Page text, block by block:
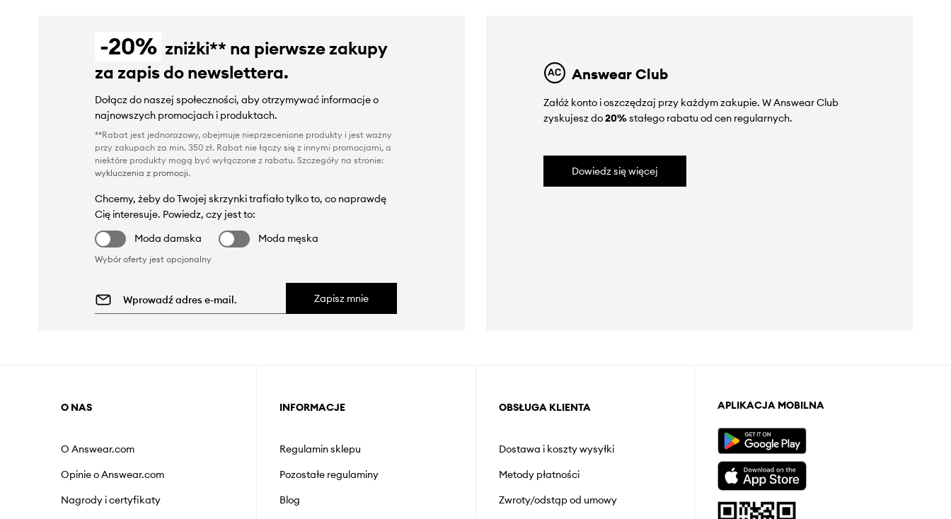
-20% zniżki** na pierwsze zakupy
za zapis do newslettera.
Dołącz do naszej społeczności, aby otrzymywać informacje o
najnowszych promocjach i produktach.
**Rabat jest jednorazowy, obejmuje nieprzecenione produkty i jest ważny
przy zakupach za min. 350 zł. Rabat nie łączy się z innymi promocjami, a
niektóre produkty mogą być wyłączone z rabatu. Szczegóły na stronie:
wykluczenia z promocji.
Chcemy, żeby do Twojej skrzynki trafiało tylko to, co naprawdę
Cię interesuje. Powiedz, czy jest to:
Moda damska
Moda męska
Wybór oferty jest opcjonalny
Zapisz mnie
Answear Club
Załóż konto i oszczędzaj przy każdym zakupie. W Answear Club
zyskujesz do20%stałego rabatu od cen regularnych.
Dowiedz się więcej
O NAS
O Answear.com
Opinie o Answear.com
Nagrody i certyfikaty
INFORMACJE
Regulamin sklepu
Pozostałe regulaminy
Blog
OBSŁUGA KLIENTA
Dostawa i koszty wysyłki
Metody płatności
Zwroty/odstąp od umowy
APLIKACJA MOBILNA